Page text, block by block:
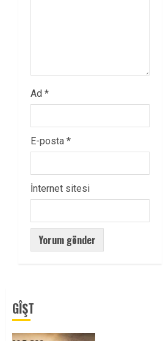
Ad *
E-posta *
İnternet sitesi
GÎŞT